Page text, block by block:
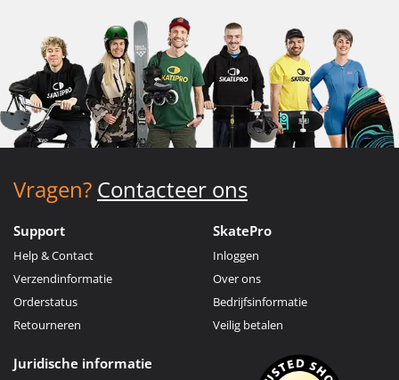
Vragen? Contacteer ons
Support
Help & Contact
Verzendinformatie
Orderstatus
Retourneren
SkatePro
Inloggen
Over ons
Bedrijfsinformatie
Veilig betalen
Juridische informatie